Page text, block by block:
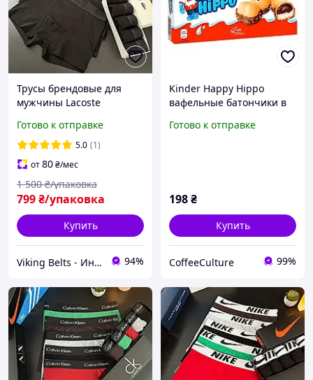
Трусы брендовые для
мужчины Lacoste
стильного нижнего белья
боксеры Лакосте 5 штук в
коробке
Готово к отправке
5.0 (1)
от80₴/мес
799₴/упаковка
1 500 ₴/упаковка
Купить
Viking Belts - Интернет магазин кожаных аксессуаров 94%
Kinder Happy Hippo
вафельные батончики в
коробка 5шт/100г,
Готово к отправке
198₴
Купить
CoffeeCulture 99%